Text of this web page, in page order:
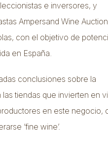
e inversores, y
Ampersand Wine
con el objetivo de
en España.
conclusiones sobre la
tiendas que invierten en
en este negocio,
‘fine wine’.